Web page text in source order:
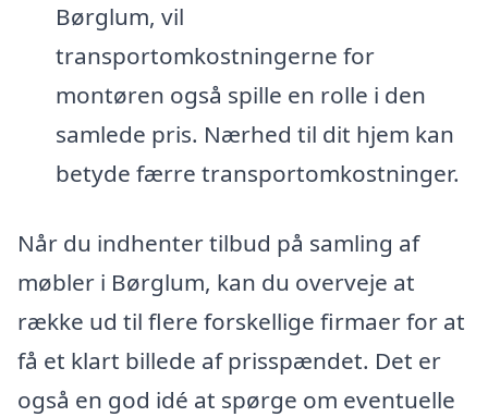
Børglum, vil
transportomkostningerne for
montøren også spille en rolle i den
samlede pris. Nærhed til dit hjem kan
betyde færre transportomkostninger.
Når du indhenter tilbud på samling af
møbler i Børglum, kan du overveje at
række ud til flere forskellige firmaer for at
få et klart billede af prisspændet. Det er
også en god idé at spørge om eventuelle